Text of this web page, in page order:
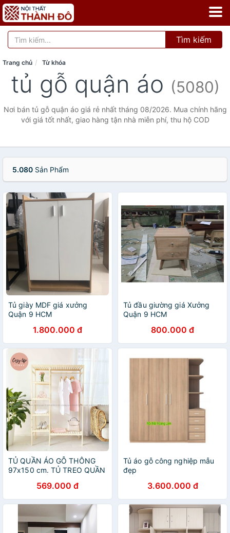
Tìm kiếm
Trang chủ Từ khóa
tủ gỗ quận áo (5080)
Nơi bán tủ gỗ quận áo giá rẻ nhất tháng 08/2026. Mua chính hãng
với giá tốt nhất, giao hàng tận nhà miễn phí, thu hộ COD
5.080 Sản Phẩm
Tủ giày MDF giá xưởng
Quận 9 HCM
1.800.000 đ
Tủ đầu giường giá Xưởng
Quận 9 HCM
800.000 đ
TỦ QUẦN ÁO GỖ THÔNG
97x150 cm. TỦ TREO QUẦN
569.000 đ
Tủ áo gỗ công nghiệp mẫu
đẹp
3.600.000 đ